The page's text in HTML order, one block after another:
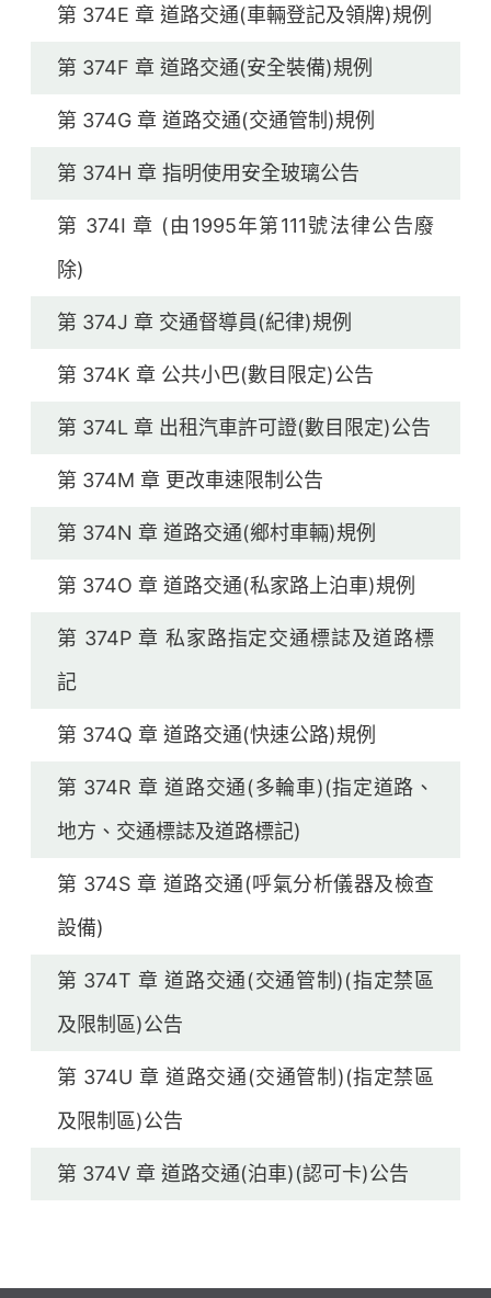
第 374E 章 道路交通(車輛登記及領牌)規例
第 374F 章 道路交通(安全裝備)規例
第 374G 章 道路交通(交通管制)規例
第 374H 章 指明使用安全玻璃公告
第 374I 章 (由1995年第111號法律公告廢
除)
第 374J 章 交通督導員(紀律)規例
第 374K 章 公共小巴(數目限定)公告
第 374L 章 出租汽車許可證(數目限定)公告
第 374M 章 更改車速限制公告
第 374N 章 道路交通(鄉村車輛)規例
第 374O 章 道路交通(私家路上泊車)規例
第 374P 章 私家路指定交通標誌及道路標
記
第 374Q 章 道路交通(快速公路)規例
第 374R 章 道路交通(多輪車)(指定道路、
地方、交通標誌及道路標記)
第 374S 章 道路交通(呼氣分析儀器及檢查
設備)
第 374T 章 道路交通(交通管制)(指定禁區
及限制區)公告
第 374U 章 道路交通(交通管制)(指定禁區
及限制區)公告
第 374V 章 道路交通(泊車)(認可卡)公告